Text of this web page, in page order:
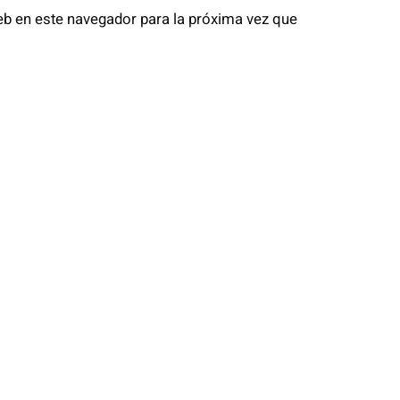
en este navegador para la próxima vez que